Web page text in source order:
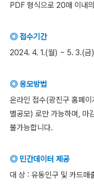
PDF 형식으로 20매 이내
◎ 접수기간
2024. 4. 1.(월) ~ 5. 3.(금
◎ 응모방법
온라인 접수(광진구 홈페
별공모) 로만 가능하며, 마
불가능합니다.
◎ 민간데이터 제공
대 상 : 유동인구 및 카드매